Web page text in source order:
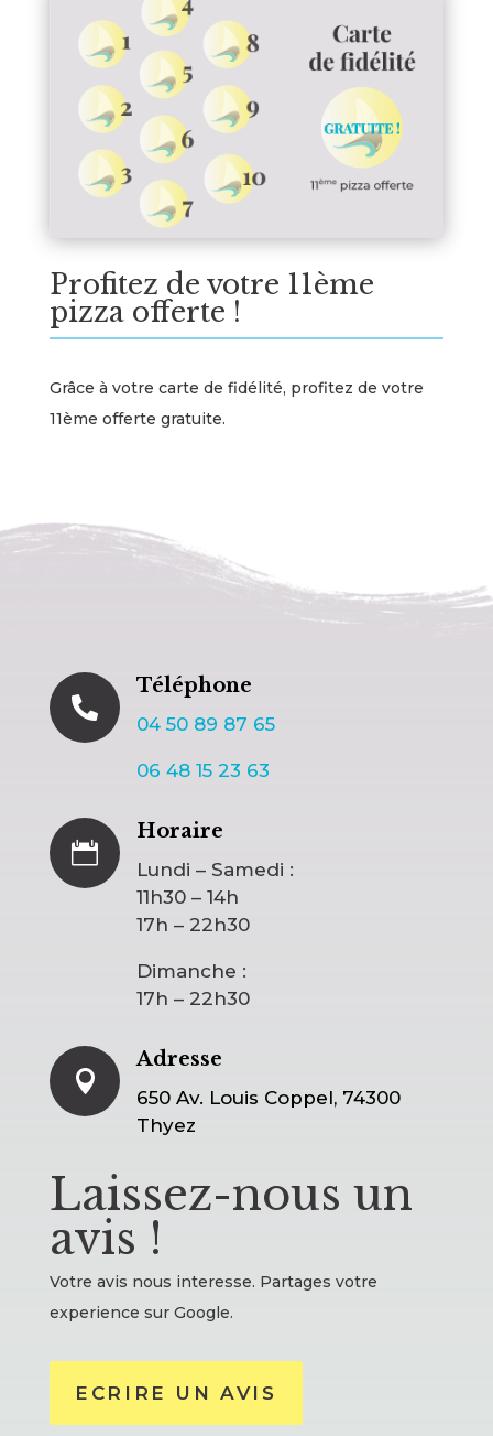
Profitez de votre 11ème
pizza offerte !
Grâce à votre carte de fidélité, profitez de votre
11ème offerte gratuite.

Téléphone
04 50 89 87 65
06 48 15 23 63

Horaire
Lundi – Samedi :
11h30 – 14h
17h – 22h30
Dimanche :
17h – 22h30

Adresse
650 Av. Louis Coppel, 74300
Thyez
Laissez-nous un
avis !
Votre avis nous interesse. Partages votre
experience sur Google.
ECRIRE UN AVIS